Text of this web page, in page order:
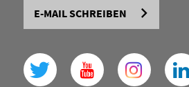
E-MAIL SCHREIBEN